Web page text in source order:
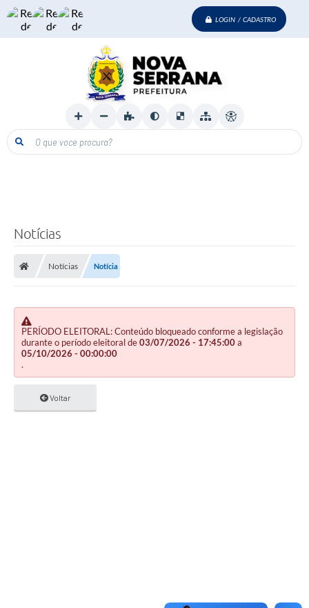
LOGIN / CADASTRO
O que voce procura?
Notícias
Notícias Notícia
PERÍODO ELEITORAL: Conteúdo bloqueado conforme a legislação
durante o período eleitoral de03/07/2026 - 17:45:00a
05/10/2026 - 00:00:00
.
Voltar